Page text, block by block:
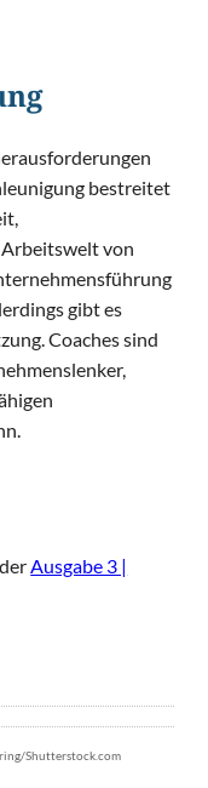
bestreitet
von
gibt es
Coaches sind
Ausgabe 3 |
Shutterstock.com